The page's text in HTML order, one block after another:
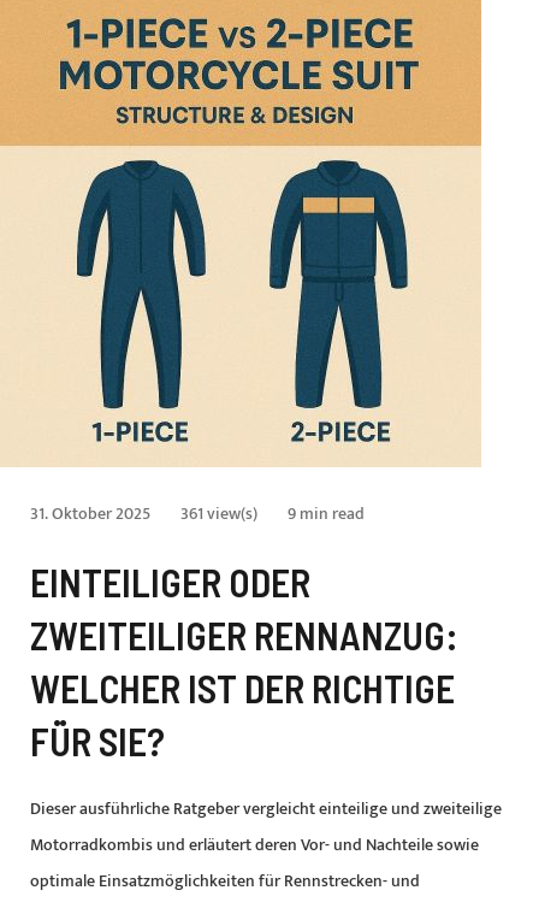
31. Oktober 2025 361 view(s) 9 min read
EINTEILIGER ODER
ZWEITEILIGER RENNANZUG:
WELCHER IST DER RICHTIGE
FÜR SIE?
Dieser ausführliche Ratgeber vergleicht einteilige und zweiteilige
Motorradkombis und erläutert deren Vor- und Nachteile sowie
optimale Einsatzmöglichkeiten für Rennstrecken- und